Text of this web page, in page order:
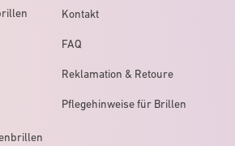
Kontakt
FAQ
Reklamation & Retoure
Pflegehinweise für Brillen